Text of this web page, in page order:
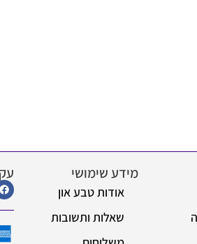
מידע שימושי
אודות טבע און
שאלות ותשובות
עקבו אחרינו